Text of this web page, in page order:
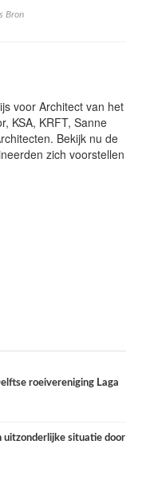
Bron
voor Architect van het
KSA, KRFT, Sanne
Bekijk nu de
zich voorstellen
roeivereniging Laga
uitzonderlijke situatie door